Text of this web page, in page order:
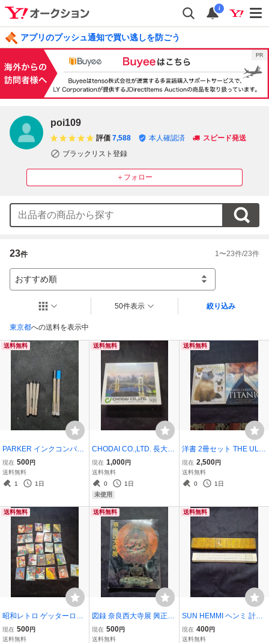
i
アプリのプッシュ通知で買い逃しを防ごう
poi109
＋フォロー
評価 7,588 本人確認済
スピード発送
ブラックリスト登録
23件 1 〜23件/23件
おすすめ順
東京都への送料を表示中
50件表示 絞り込み
送料無料
PARKER インクコンバー
ター4個 ボールペン替
芯 2本〈黒、青〉 未使
用?
現在 500円
送料無料
1
1日
送料無料
CHODAI CO.,LTD. 長大
500ピース ジグソーパズ
ル レインボーブリッジ 夜
景 未開封ですが包装キ
ズあり 非売品
現在 1,000円
送料無料
0
1日
未使用
送料無料
洋書 2冊セット THE ULTI
MATE CAT BOOK 、 JAM
ES CAMERON'S TITANIC
中古
現在 2,500円
送料無料
0
1日
送料無料
昭和レトロ ゲッターロボ
ミニカード 26枚 当時物
アニメ 中古 汚れなど
現在 500円
送料無料
送料無料
図録 奈良西大寺展 興正菩
薩叡尊七百年遠忌記念 日
本経済新聞社 傷みあり
現在 500円
送料無料
送料無料
SUN HEMMI ヘンミ 計算
尺 竹製 スライドルール ケ
ースにはテープが巻かれ
現在 400円
送料無料